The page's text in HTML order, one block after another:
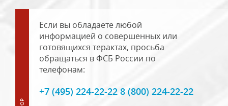
Если вы обладаете любой
информацией о совершенных или
готовящихся терактах, просьба
обращаться в ФСБ России по
телефонам:
+7 (495) 224-22-22 8 (800) 224-22-22